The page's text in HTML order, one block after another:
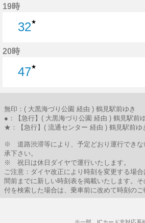
19時
32★
20時
47★
無印：( 大黒海づり公園 経由 ) 鶴見駅前ゆき
●：【急行】( 大黒海づり公園 経由 ) 鶴見駅前
★：【急行】( 流通センター 経由 ) 鶴見駅前ゆ
※ 道路渋滞等により、予定どおり運行できな
承下さい。
※ 祝日は休日ダイヤで運行いたします。
ご注意：ダイヤ改正により時刻を変更する場
間前までに新しい時刻表を掲載いたします。
付を検索した場合は、乗車前に改めて時刻のご